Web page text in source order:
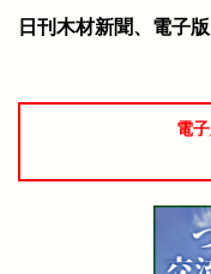
日刊木材新聞、電子
電